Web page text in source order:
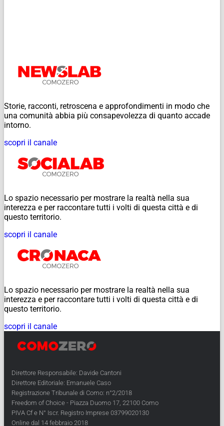
Storie, racconti, retroscena e approfondimenti in modo che
una comunità abbia più consapevolezza di quanto accade
intorno.
scopri il canale
Lo spazio necessario per mostrare la realtà nella sua
interezza e per raccontare tutti i volti di questa città e di
questo territorio.
scopri il canale
Lo spazio necessario per mostrare la realtà nella sua
interezza e per raccontare tutti i volti di questa città e di
questo territorio.
scopri il canale
Direttore Responsabile: Davide Cantoni
Direttore Editoriale: Emanuele Caso
Registrazione Tribunale di Como: n°2/2018
Freedom of Choice - Piazza Duomo 17, 22100 Como
PIVA Cf e N° Iscr. Registro Imprese 03799020130
Online dal 14 febbraio 2018